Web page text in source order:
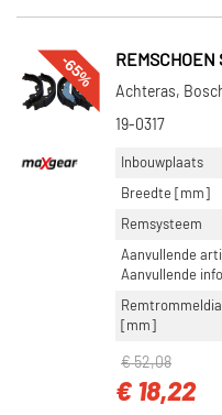
-65% REMSCHOEN
Achteras,
19-0317
Inbouwplaats
Breedte [mm]
Remsysteem
Aanvullende
Aanvullende
[mm]
€ 52,08
€ 18,22